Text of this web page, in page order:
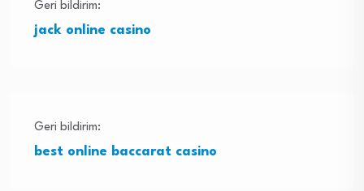
Geri bildirim:
jack online casino
Geri bildirim:
best online baccarat casino